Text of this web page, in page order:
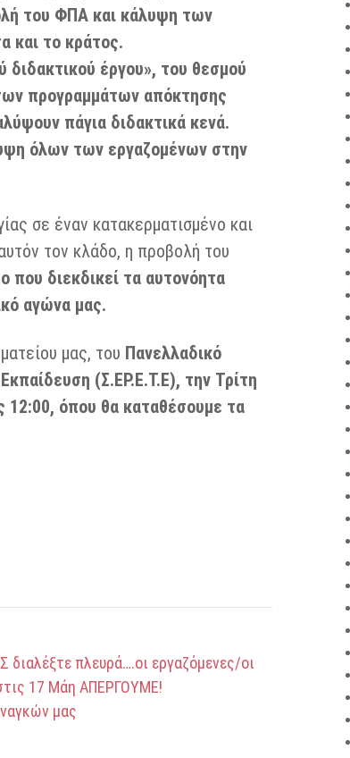
του ΦΠΑ και κάλυψη των
και το κράτος.
διδακτικού έργου», του θεσμού
προγραμμάτων απόκτησης
πάγια διδακτικά κενά.
όλων των εργαζομένων στην
σε έναν κατακερματισμένο και
τον κλάδο, η προβολή του
που διεκδικεί τα αυτονόητα
αγώνα μας.
μας, του Πανελλαδικό
(Σ.ΕΡ.Ε.Τ.Ε), την Τρίτη
12:00, όπου θα καταθέσουμε τα
διαλέξτε πλευρά….οι εργαζόμενες/οι
17 Μάη ΑΠΕΡΓΟΥΜΕ!
μας